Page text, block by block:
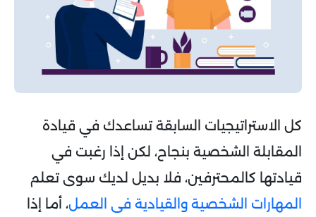
كل الاستراتيجيات السابقة تساعدك في قيادة
المقابلة الشخصية بنجاح، لكن إذا رغبت في
قيادتها كالمحترفين، فلا بديل لديك سوى تعلم
المهارات الشخصية والقيادية فى العمل، أما إذا